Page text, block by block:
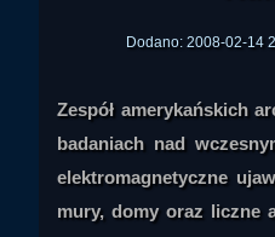
Dodano: 2008-02-14
Zespół amerykańskich
badaniach nad
elektromagnetyczne
mury, domy oraz liczne